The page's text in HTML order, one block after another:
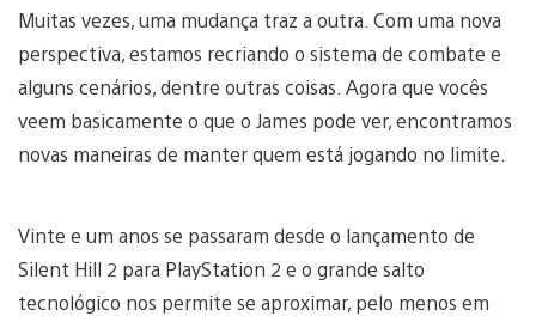
Muitas vezes, uma mudança traz a outra. Com uma nova
perspectiva, estamos recriando o sistema de combate e
alguns cenários, dentre outras coisas. Agora que vocês
veem basicamente o que o James pode ver, encontramos
novas maneiras de manter quem está jogando no limite.
Vinte e um anos se passaram desde o lançamento de
Silent Hill 2 para PlayStation 2 e o grande salto
tecnológico nos permite se aproximar, pelo menos em